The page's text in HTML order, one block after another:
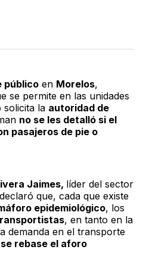
público en Morelos,
se permite en las unidades
la autoridad de
no se les detalló si el
pasajeros de pie o
Jaimes, líder del sector
que, cada que existe
epidemiológico, los
, en tanto en la
demanda en el transporte
rebase el aforo